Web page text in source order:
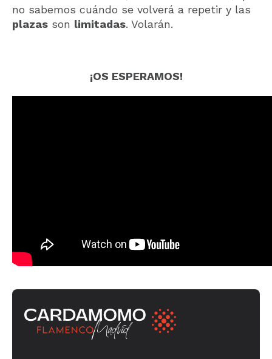
no sabemos cuándo se volverá a repetir y las
plazas son limitadas. Volarán.
¡OS ESPERAMOS!